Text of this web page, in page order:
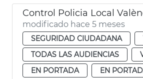
Control Policia Local
modificado hace 5 meses
SEGURIDAD CIUDADANA
TODAS LAS AUDIENCIAS
EN PORTADA
EN